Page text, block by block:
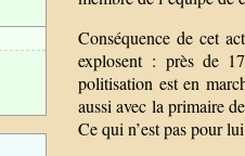
Conséquence de cet
explosent : près de
politisation est en
aussi avec la primaire
Ce qui n’est pas pour